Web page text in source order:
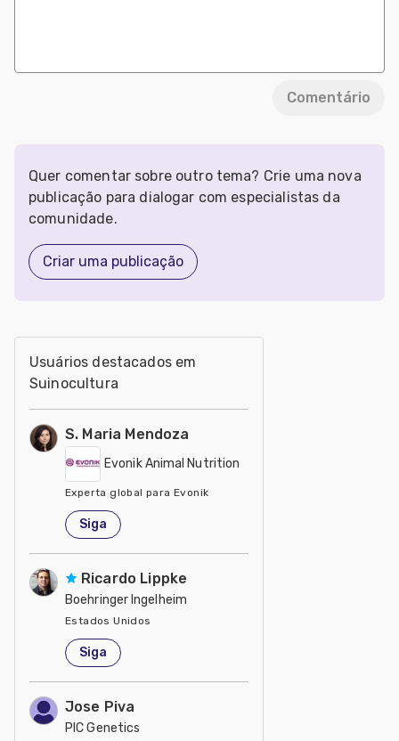
Comentário
Quer comentar sobre outro tema? Crie uma nova
publicação para dialogar com especialistas da
comunidade.
Criar uma publicação
Usuários destacados em
Suinocultura
S. Maria Mendoza
Evonik Animal Nutrition
Experta global para Evonik
Estados Unidos
Siga
Ricardo Lippke
Boehringer Ingelheim
Estados Unidos
Siga
Jose Piva
PIC Genetics